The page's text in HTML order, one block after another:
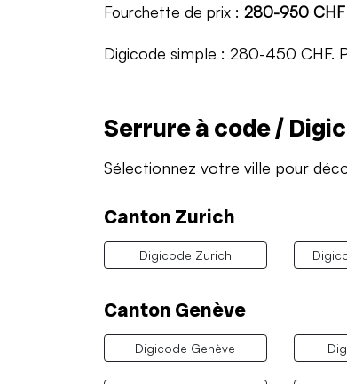
Fourchette de prix : 280-950 CHF
Digicode simple : 280-450 CHF.
Serrure à code /
Sélectionnez votre ville pour
Canton Zurich
Digicode Zurich
Canton Genève
Digicode Genève